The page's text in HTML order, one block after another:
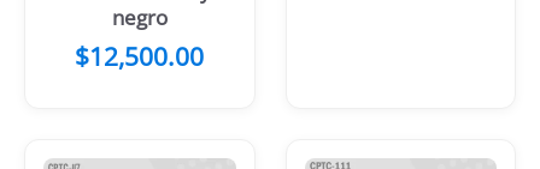
negro
$12,500.00